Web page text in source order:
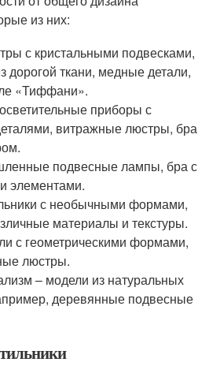
из них:
с кристальными подвесками,
дорогой ткани, медные детали,
«Тиффани».
приборы с
витражные люстры, бра
подвесные лампы, бра с
элементами.
с необычными формами,
материалы и текстуры.
с геометрическими формами,
люстры.
– модели из натуральных
деревянные подвесные